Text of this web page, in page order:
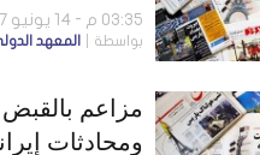
تليغرام
03:35 م - 14 يونيو 2017
بواسطة المعهد
مزاعم
ومحادثات